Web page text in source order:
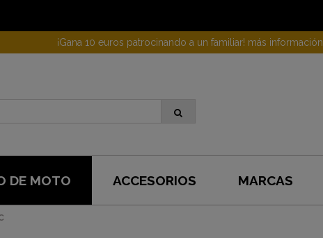
¡Gana 10 euros patrocinando a un familiar! más información
DE MOTO ACCESORIOS MARCAS